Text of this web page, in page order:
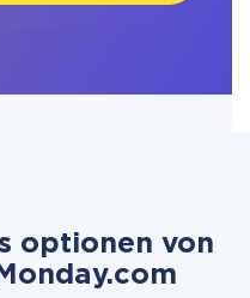
optionen von